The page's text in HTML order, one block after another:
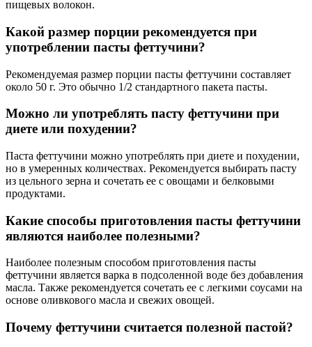
пищевых волокон.
Какой размер порции рекомендуется при
употреблении пасты феттучини?
Рекомендуемая размер порции пасты феттучини составляет
около 50 г. Это обычно 1/2 стандартного пакета пасты.
Можно ли употреблять пасту феттучини при
диете или похудении?
Паста феттучини можно употреблять при диете и похудении,
но в умеренных количествах. Рекомендуется выбирать пасту
из цельного зерна и сочетать ее с овощами и белковыми
продуктами.
Какие способы приготовления пасты феттучини
являются наиболее полезными?
Наиболее полезным способом приготовления пасты
феттучини является варка в подсоленной воде без добавления
масла. Также рекомендуется сочетать ее с легкими соусами на
основе оливкового масла и свежих овощей.
Почему феттучини считается полезной пастой?